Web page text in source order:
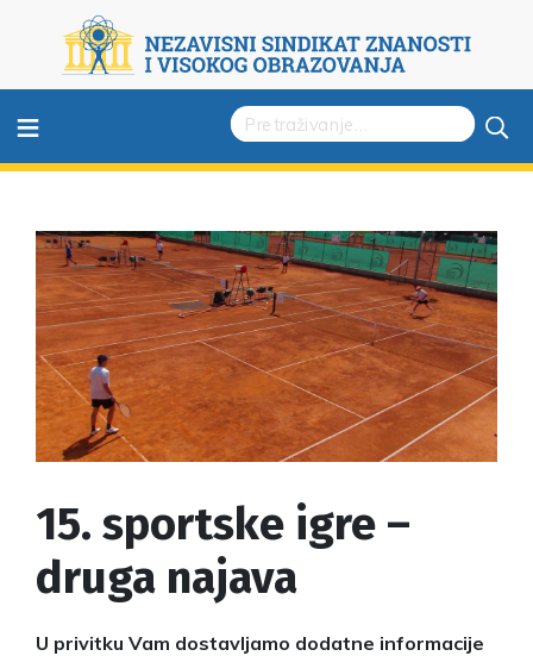
≡
15. sportske igre –
druga najava
U privitku Vam dostavljamo dodatne informacije